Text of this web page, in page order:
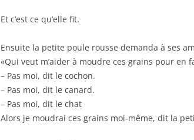
Et c’est ce qu’elle fit.
Ensuite la petite poule rousse demanda à ses
«Qui veut m’aider à moudre ces grains pour en
– Pas moi, dit le cochon.
– Pas moi, dit le canard.
– Pas moi, dit le chat
Alors je moudrai ces grains moi-même, dit la